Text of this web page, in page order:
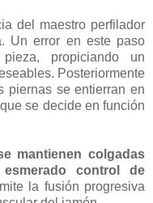
del maestro perfilador
Un error en este paso
propiciando un
Posteriormente
piernas se entierran en
se decide en función
mantienen colgadas
control de
la fusión progresiva